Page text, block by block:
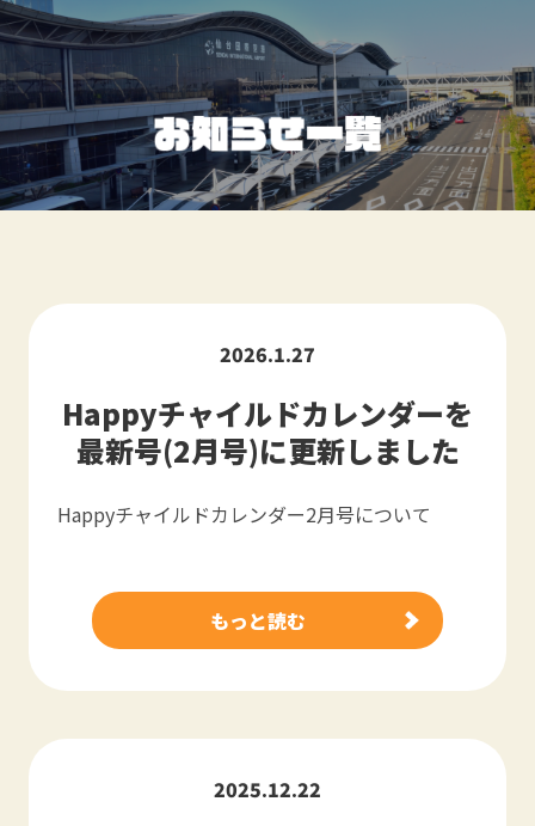
2026.1.27
Happyチャイルドカレンダーを
最新号(2月号)に更新しました
Happyチャイルドカレンダー2月号について
もっと読む
2025.12.22